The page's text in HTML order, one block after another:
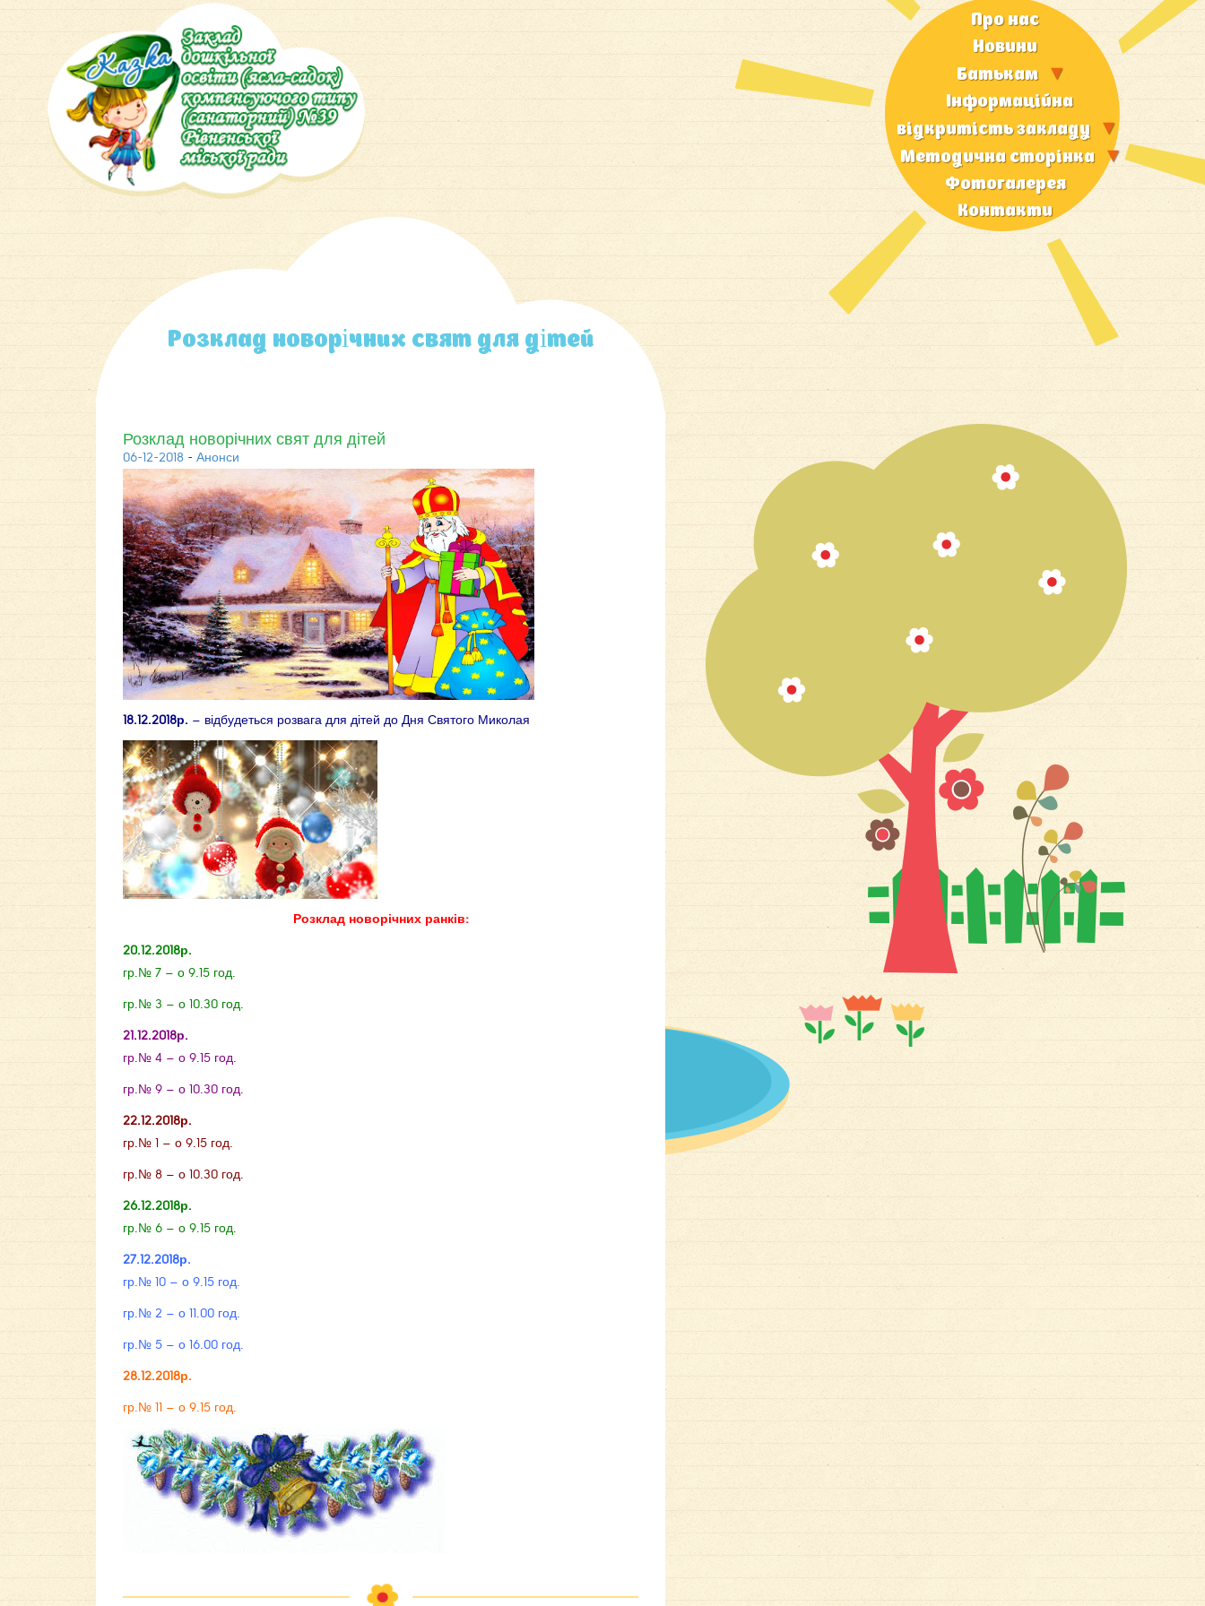
Про нас
Новини
Батькам
Iнформацiйна
вiдкритiсть закладу
Методична сторiнка
Фотогалерея
Контакти
Розклад новорічних свят для дітей
Розклад новорічних свят для дітей
06-12-2018 - Анонси
18.12.2018р. – відбудеться розвага для дітей до Дня Святого Миколая
Розклад новорічних ранків:
20.12.2018р.
гр.№ 7 – о 9.15 год.
гр.№ 3 – о 10.30 год.
21.12.2018р.
гр.№ 4 – о 9.15 год.
гр.№ 9 – о 10.30 год.
22.12.2018р.
гр.№ 1 – о 9.15 год.
гр.№ 8 – о 10.30 год.
26.12.2018р.
гр.№ 6 – о 9.15 год.
27.12.2018р.
гр.№ 10 – о 9.15 год.
гр.№ 2 – о 11.00 год.
гр.№ 5 – о 16.00 год.
28.12.2018р.
гр.№ 11 – о 9.15 год.